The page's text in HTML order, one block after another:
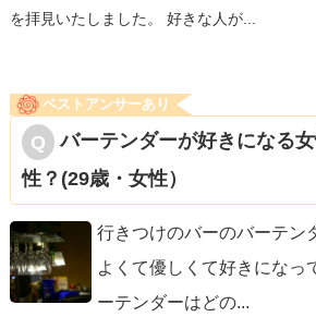
を拝見いたしました。 好きな人が...
ベストアンサーあり
バーテンダーが好きになる
性？(29歳・女性）
行きつけのバーのバーテン
よくて優しくて好きになっ
ーテンダーはどの...